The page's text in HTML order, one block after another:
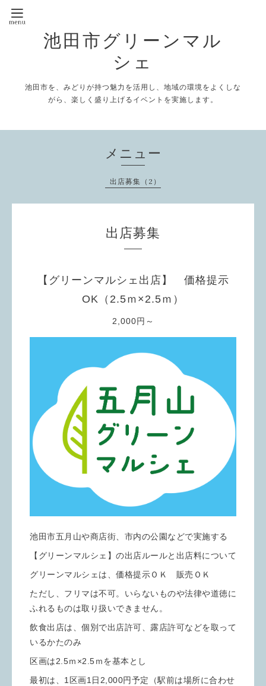
池田市グリーンマル
シェ
池田市を、みどりが持つ魅力を活用し、地域の環境をよくしな
がら、楽しく盛り上げるイベントを実施します。
メニュー
出店募集（2）
出店募集
【グリーンマルシェ出店】 価格提示
OK（2.5ｍ×2.5ｍ）
2,000円～
池田市五月山や商店街、市内の公園などで実施する
【グリーンマルシェ】の出店ルールと出店料について
グリーンマルシェは、価格提示ＯＫ 販売ＯＫ
ただし、フリマは不可。いらないものや法律や道徳に
ふれるものは取り扱いできません。
飲食出店は、個別で出店許可、露店許可などを取って
いるかたのみ
区画は2.5ｍ×2.5ｍを基本とし
最初は、1区画1日2,000円予定（駅前は場所に合わせ